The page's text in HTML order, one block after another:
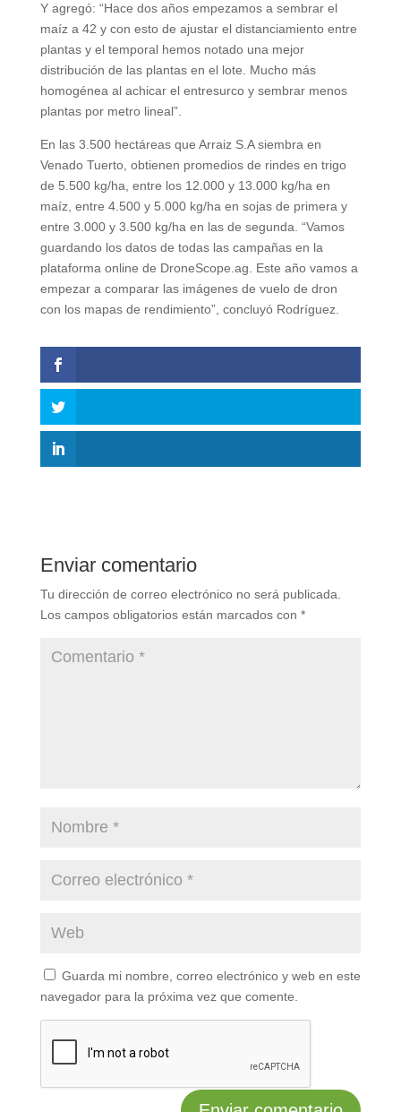
Y agregó: “Hace dos años empezamos a sembrar el
maíz a 42 y con esto de ajustar el distanciamiento entre
plantas y el temporal hemos notado una mejor
distribución de las plantas en el lote. Mucho más
homogénea al achicar el entresurco y sembrar menos
plantas por metro lineal”.
En las 3.500 hectáreas que Arraiz S.A siembra en
Venado Tuerto, obtienen promedios de rindes en trigo
de 5.500 kg/ha, entre los 12.000 y 13.000 kg/ha en
maíz, entre 4.500 y 5.000 kg/ha en sojas de primera y
entre 3.000 y 3.500 kg/ha en las de segunda. “Vamos
guardando los datos de todas las campañas en la
plataforma online de DroneScope.ag. Este año vamos a
empezar a comparar las imágenes de vuelo de dron
con los mapas de rendimiento”, concluyó Rodríguez.
Enviar comentario
Tu dirección de correo electrónico no será publicada.
Los campos obligatorios están marcados con *
Guarda mi nombre, correo electrónico y web en este
navegador para la próxima vez que comente.